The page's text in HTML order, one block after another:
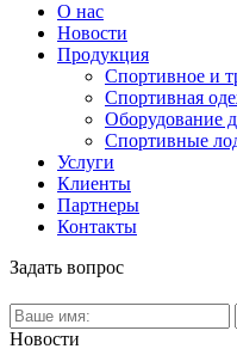
О нас
Новости
Продукция
Спортивное и
Спортивная
Оборудование
Спортивные
Услуги
Клиенты
Партнеры
Контакты
Задать вопрос
Новости